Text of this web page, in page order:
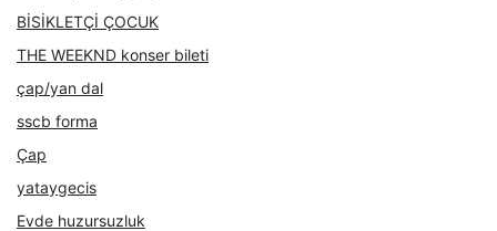
BİSİKLETÇİ ÇOCUK
THE WEEKND konser bileti
çap/yan dal
sscb forma
Çap
yataygecis
Evde huzursuzluk